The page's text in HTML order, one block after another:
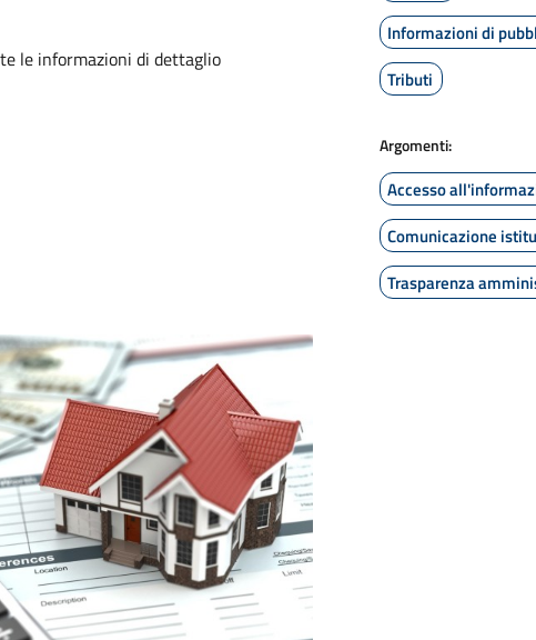
le informazioni di dettaglio
Informazioni di
Tributi
Argomenti:
Accesso
Comunicazione
Trasparenza